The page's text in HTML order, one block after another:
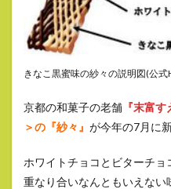
きなこ黒蜜味の紗々の説明図(公式
京都の和菓子の老舗 『末富
＞の『紗々』 が今年の7月に
ホワイトチョコとビターチ
重なり合いなんともいえない